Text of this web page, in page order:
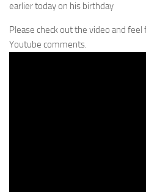
earlier today on his birthday
Please check out the video and
Youtube comments.